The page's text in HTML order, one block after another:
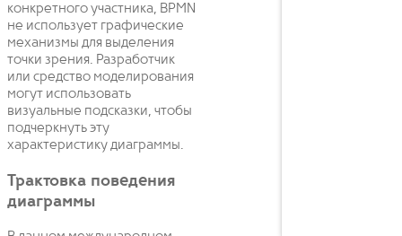
конкретного участника, BPMN
не использует графические
механизмы для выделения
точки зрения. Разработчик
или средство моделирования
могут использовать
визуальные подсказки, чтобы
подчеркнуть эту
характеристику диаграммы.
Трактовка поведения
диаграммы